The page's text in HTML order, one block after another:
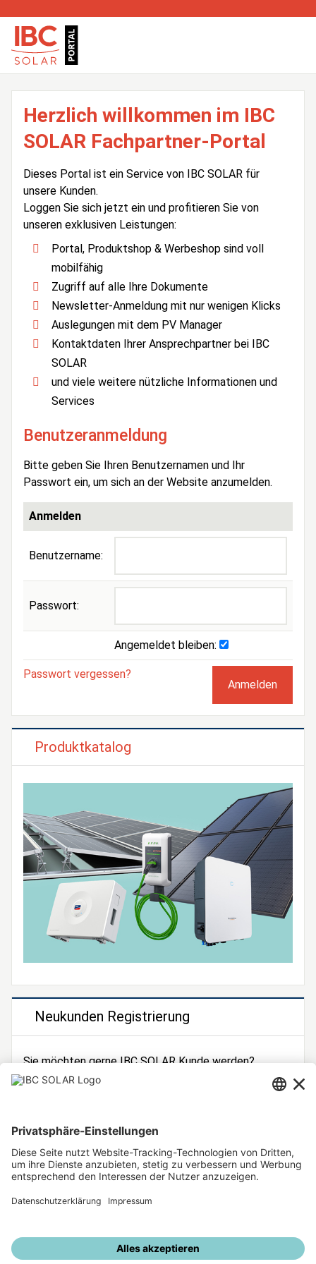
Herzlich willkommen im IBC
SOLAR Fachpartner-Portal
Dieses Portal ist ein Service von IBC SOLAR für
unsere Kunden.
Loggen Sie sich jetzt ein und profitieren Sie von
unseren exklusiven Leistungen:
Portal, Produktshop & Werbeshop sind voll
mobilfähig
Zugriff auf alle Ihre Dokumente
Newsletter-Anmeldung mit nur wenigen Klicks
Auslegungen mit dem PV Manager
Kontaktdaten Ihrer Ansprechpartner bei IBC
SOLAR
und viele weitere nützliche Informationen und
Services
Benutzeranmeldung
Bitte geben Sie Ihren Benutzernamen und Ihr
Passwort ein, um sich an der Website anzumelden.
Anmelden
Benutzername:
Passwort:
Angemeldet bleiben:
Passwort vergessen?
Produktkatalog
Neukunden Registrierung
Sie möchten gerne IBC SOLAR Kunde werden?
Dann registrieren Sie sich jetzt!
Unsere weiteren Angebote
IBC SOLAR Webseite